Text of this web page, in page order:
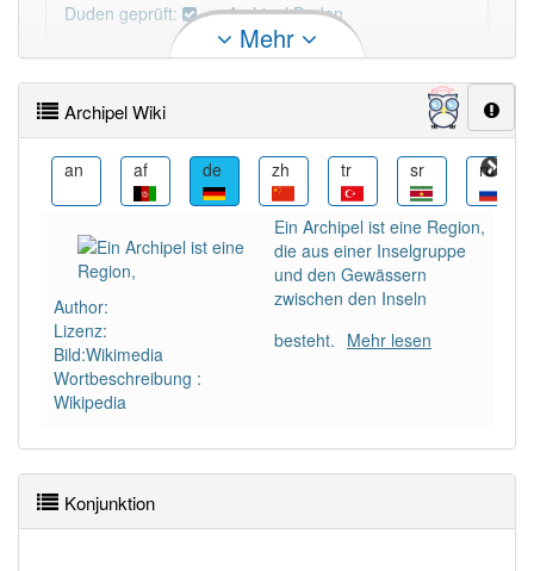
Duden geprüft: Archipel Duden
PowerIndex:9
Häufigkeit: 4 von 10
Wörter mit Endung -archipel: 2
Wörter mit Endung -archipel aber mit einem anderen
Artikelder: 0
Das Wort wird häufig verwendet im Bereich
Geografie
89% unserer Spielapp-Nutzer haben den Artikel
korrekt erraten.
Mehr
Archipel Wiki
an af de zh tr sr ru
Author:
Lizenz:
Bild:Wikimedia
Wortbeschreibung :
Wikipedia
Ein Archipel ist eine Region,
die aus einer Inselgruppe
und den Gewässern
zwischen den Inseln
besteht. Mehr lesen
Konjunktion